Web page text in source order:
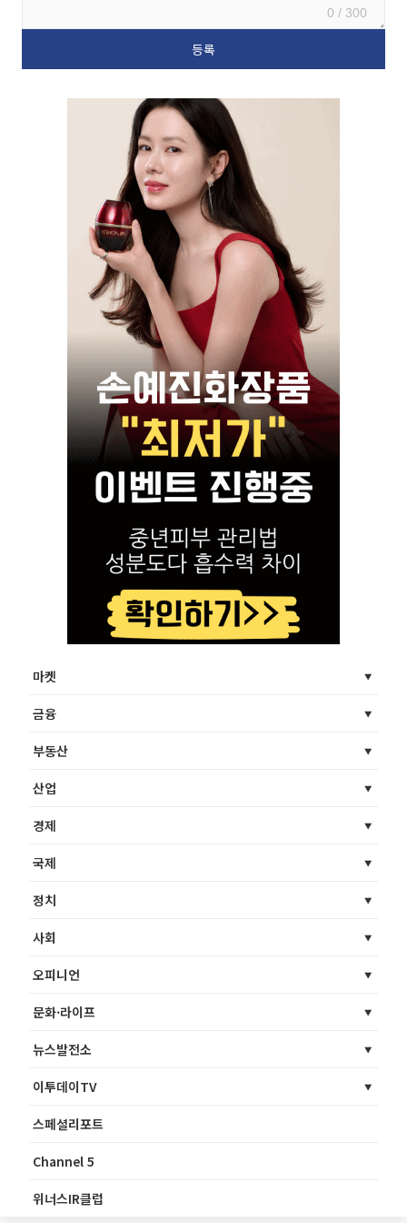
0 / 300
마켓
금융
부동산
산업
경제
국제
정치
사회
오피니언
문화·라이프
뉴스발전소
이투데이TV
스페셜리포트
Channel 5
위너스IR클럽